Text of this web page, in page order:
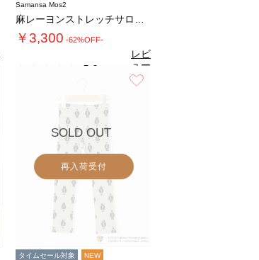
Samansa Mos2
￥3,300 -62%OFF-
5.0
レビ
ュー
を見
る
SOLD OUT
再入荷受付
タイムセール対象 NEW